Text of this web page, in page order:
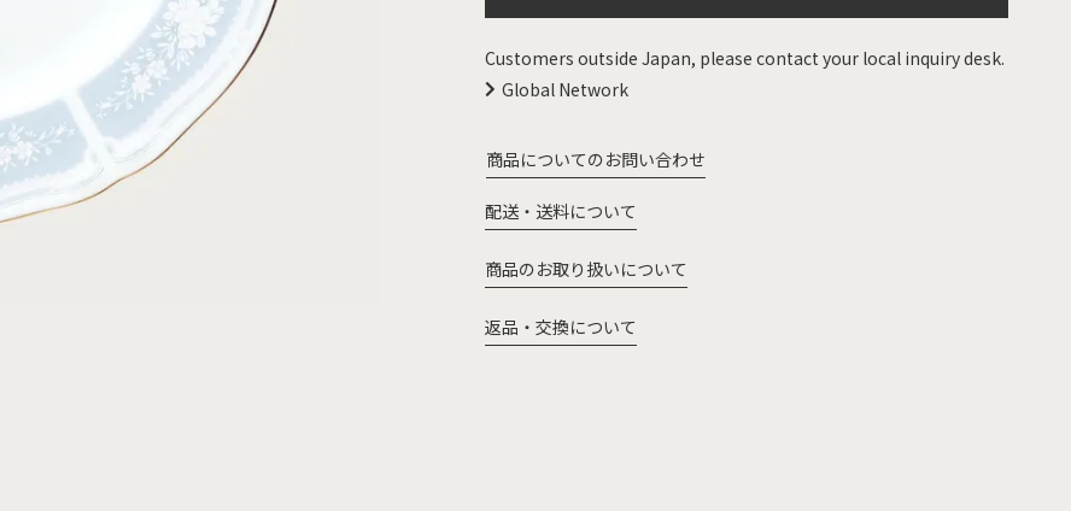
Customers outside Japan, please contact your local inquiry desk.
Global Network
商品についてのお問い合わせ
配送・送料について
商品のお取り扱いについて
返品・交換について